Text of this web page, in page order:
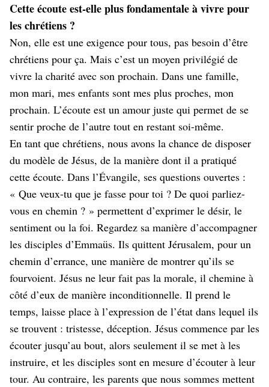
Cette écoute est-elle plus fondamentale à vivre pour
les chrétiens ?
Non, elle est une exigence pour tous, pas besoin d’être
chrétiens pour ça. Mais c’est un moyen privilégié de
vivre la charité avec son prochain. Dans une famille,
mon mari, mes enfants sont mes plus proches, mon
prochain. L’écoute est un amour juste qui permet de se
sentir proche de l’autre tout en restant soi-même.
En tant que chrétiens, nous avons la chance de disposer
du modèle de Jésus, de la manière dont il a pratiqué
cette écoute. Dans l’Évangile, ses questions ouvertes :
« Que veux-tu que je fasse pour toi ? De quoi parliez-
vous en chemin ? » permettent d’exprimer le désir, le
sentiment ou la foi. Regardez sa manière d’accompagner
les disciples d’Emmaüs. Ils quittent Jérusalem, pour un
chemin d’errance, une manière de montrer qu’ils se
fourvoient. Jésus ne leur fait pas la morale, il chemine à
côté d’eux de manière inconditionnelle. Il prend le
temps, laisse place à l’expression de l’état dans lequel ils
se trouvent : tristesse, déception. Jésus commence par les
écouter jusqu’au bout, alors seulement il se met à les
instruire, et les disciples sont en mesure d’écouter à leur
tour. Au contraire, les parents que nous sommes mettent